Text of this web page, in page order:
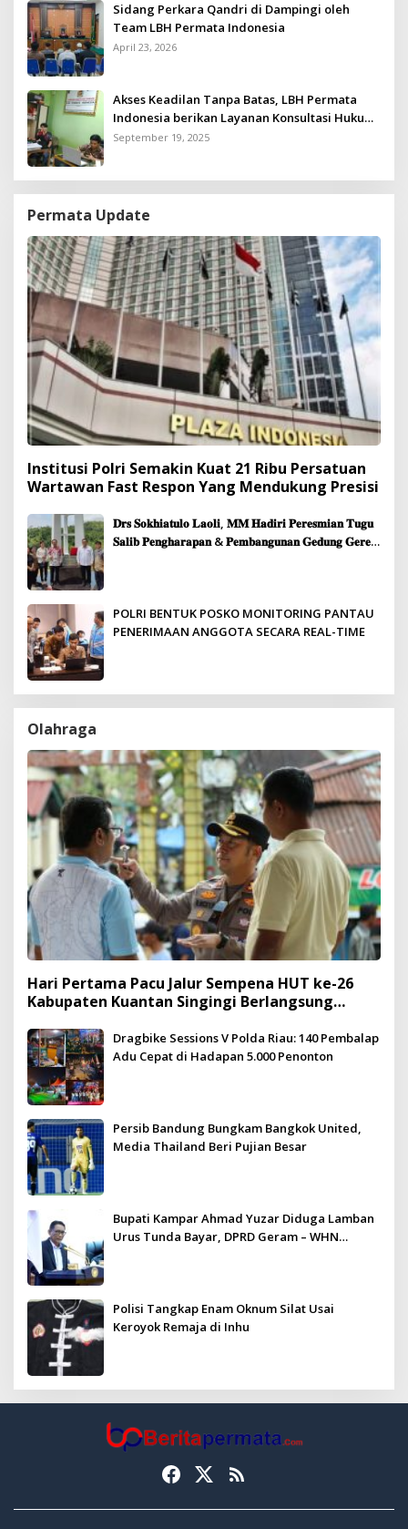
Sidang Perkara Qandri di Dampingi oleh
Team LBH Permata Indonesia
April 23, 2026
Akses Keadilan Tanpa Batas, LBH Permata
Indonesia berikan Layanan Konsultasi Hukum
Gratis untuk Kurang Mampu
September 19, 2025
Permata Update
Institusi Polri Semakin Kuat 21 Ribu Persatuan
Wartawan Fast Respon Yang Mendukung Presisi
𝐃𝐫𝐬 𝐒𝐨𝐤𝐡𝐢𝐚𝐭𝐮𝐥𝐨 𝐋𝐚𝐨𝐥𝐢, 𝐌𝐌 𝐇𝐚𝐝𝐢𝐫𝐢 𝐏𝐞𝐫𝐞𝐬𝐦𝐢𝐚𝐧 𝐓𝐮𝐠𝐮
𝐒𝐚𝐥𝐢𝐛 𝐏𝐞𝐧𝐠𝐡𝐚𝐫𝐚𝐩𝐚𝐧 & 𝐏𝐞𝐦𝐛𝐚𝐧𝐠𝐮𝐧𝐚𝐧 𝐆𝐞𝐝𝐮𝐧𝐠 𝐆𝐞𝐫𝐞𝐣𝐚
POLRI BENTUK POSKO MONITORING PANTAU
PENERIMAAN ANGGOTA SECARA REAL-TIME
Olahraga
Hari Pertama Pacu Jalur Sempena HUT ke-26
Kabupaten Kuantan Singingi Berlangsung
Dragbike Sessions V Polda Riau: 140 Pembalap
Adu Cepat di Hadapan 5.000 Penonton
Persib Bandung Bungkam Bangkok United,
Media Thailand Beri Pujian Besar
Bupati Kampar Ahmad Yuzar Diduga Lamban
Urus Tunda Bayar, DPRD Geram – WHN
Polisi Tangkap Enam Oknum Silat Usai
Keroyok Remaja di Inhu